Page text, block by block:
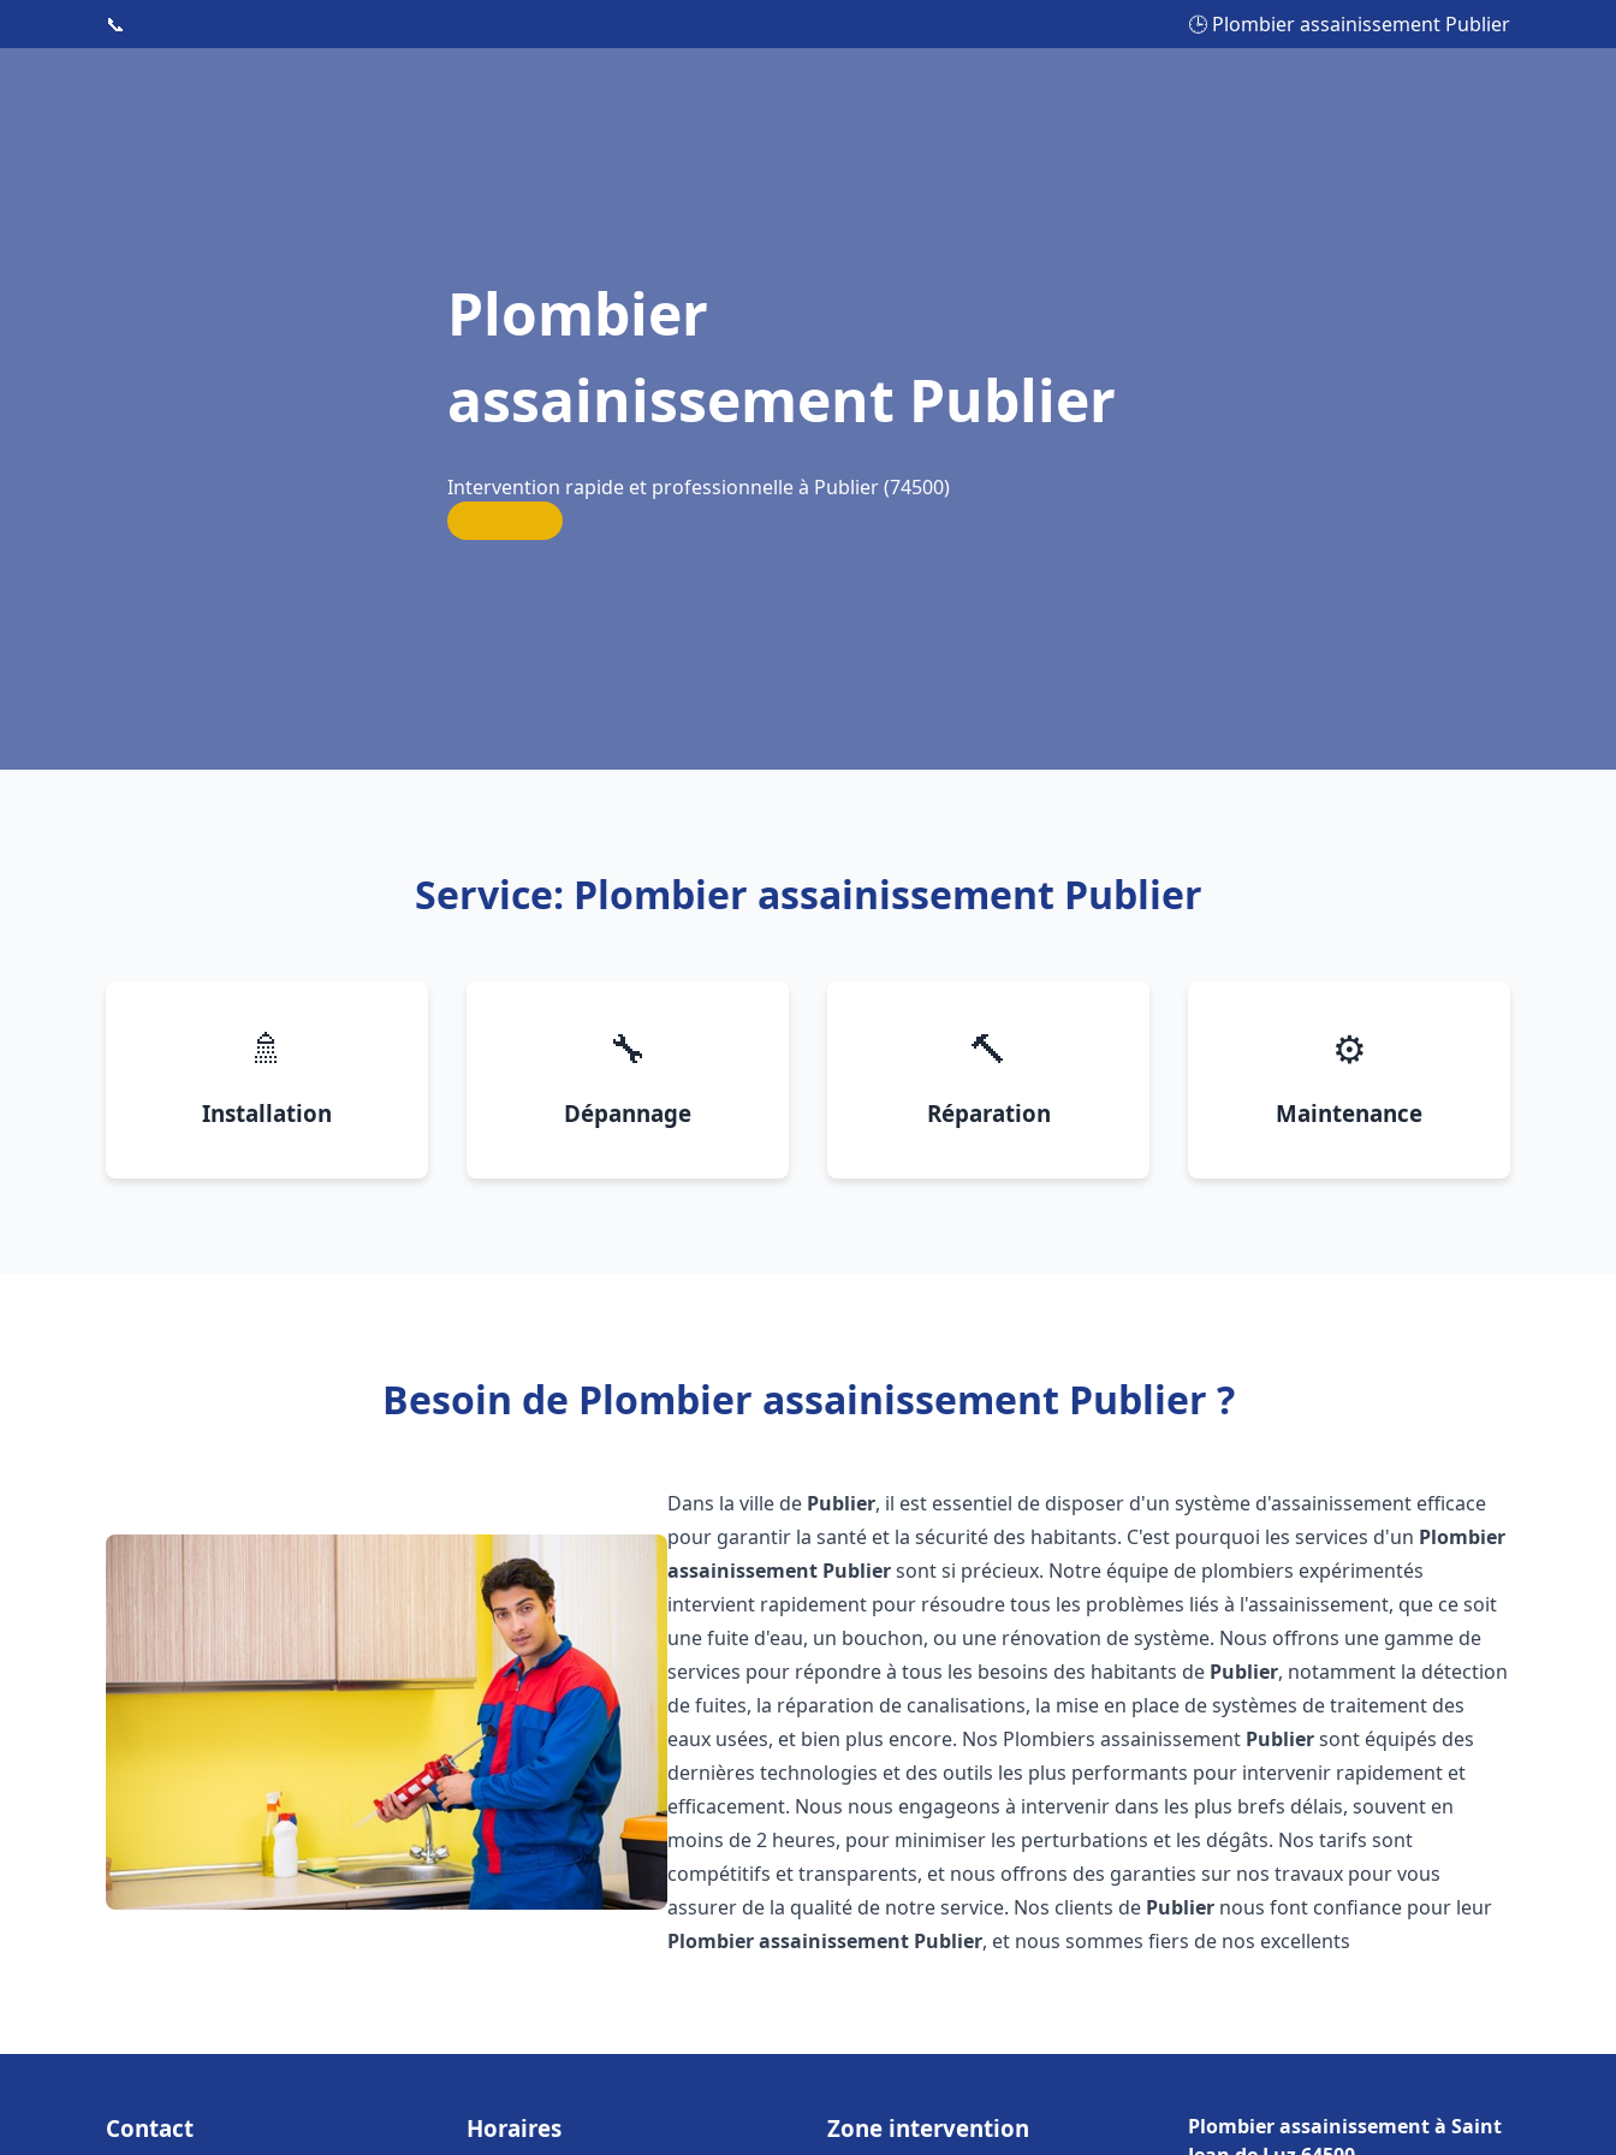
📞 🕒 Plombier assainissement Publier
Plombier
assainissement Publier
Intervention rapide et professionnelle à Publier (74500)
Service: Plombier assainissement Publier
🚿
Installation
🔧
Dépannage
🔨
Réparation
⚙️
Maintenance
Besoin de Plombier assainissement Publier ?
Dans la ville de Publier, il est essentiel de disposer d'un système d'assainissement efficace
pour garantir la santé et la sécurité des habitants. C'est pourquoi les services d'un Plombier
assainissement Publiersont si précieux. Notre équipe de plombiers expérimentés
intervient rapidement pour résoudre tous les problèmes liés à l'assainissement, que ce soit
une fuite d'eau, un bouchon, ou une rénovation de système. Nous offrons une gamme de
services pour répondre à tous les besoins des habitants de Publier, notamment la détection
de fuites, la réparation de canalisations, la mise en place de systèmes de traitement des
eaux usées, et bien plus encore. Nos Plombiers assainissement Publiersont équipés des
dernières technologies et des outils les plus performants pour intervenir rapidement et
efficacement. Nous nous engageons à intervenir dans les plus brefs délais, souvent en
moins de 2 heures, pour minimiser les perturbations et les dégâts. Nos tarifs sont
compétitifs et transparents, et nous offrons des garanties sur nos travaux pour vous
assurer de la qualité de notre service. Nos clients de Publier nous font confiance pour leur
Plombier assainissement Publier, et nous sommes fiers de nos excellents
Contact Horaires Zone intervention
Plombier assainissement à Saint